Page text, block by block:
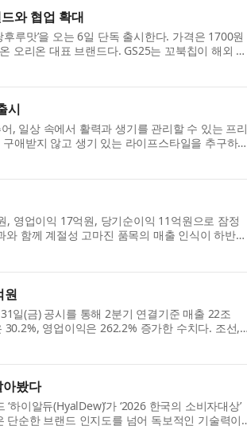
와 협업 확대
루맛’을 오는 6일 단독 출시한다. 가격은 1700원
오리온 대표 브랜드다. GS25는 꼬북칩이 해외 시
시
, 일상 속에서 활력과 생기를 관리할 수 있는 프리
애받지 않고 생기 있는 라이프스타일을 추구하는
영업이익 17억원, 당기순이익 11억원으로 잠정
함께 계절성 고마진 품목의 매출 인식이 하반기
원
일(금) 공시를 통해 2분기 연결기준 매출 22조
영업이익은 262.2% 증가한 수치다. 조선,
봤다
이알듀(HyalDew)’가 ‘2026 한국의 소비자대상’
순한 브랜드 인지도를 넘어 독보적인 기술력이